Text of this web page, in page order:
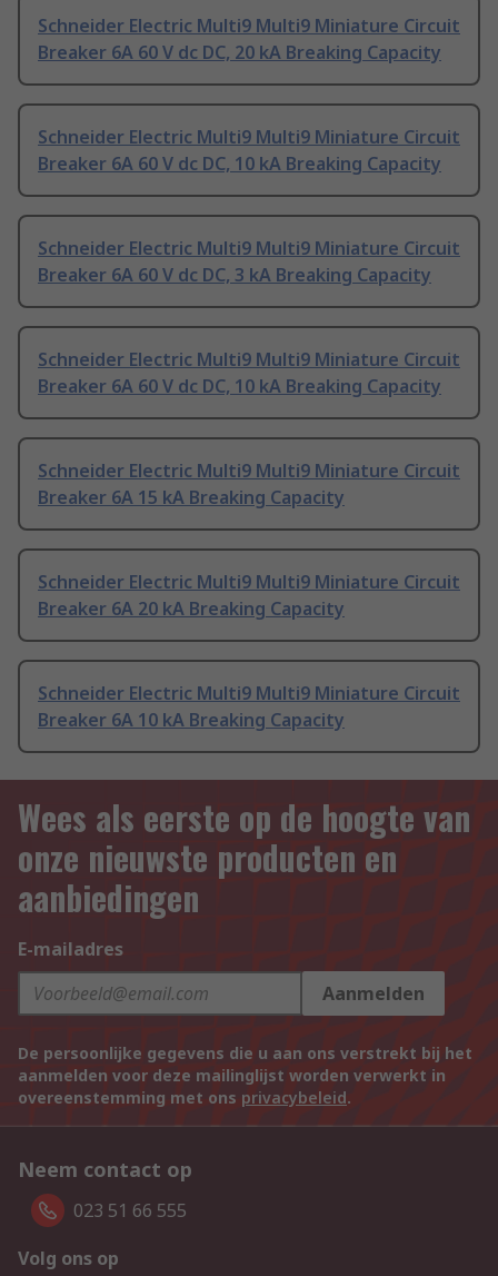
Schneider Electric Multi9 Multi9 Miniature Circuit
Breaker 6A 60 V dc DC, 20 kA Breaking Capacity
Schneider Electric Multi9 Multi9 Miniature Circuit
Breaker 6A 60 V dc DC, 10 kA Breaking Capacity
Schneider Electric Multi9 Multi9 Miniature Circuit
Breaker 6A 60 V dc DC, 3 kA Breaking Capacity
Schneider Electric Multi9 Multi9 Miniature Circuit
Breaker 6A 60 V dc DC, 10 kA Breaking Capacity
Schneider Electric Multi9 Multi9 Miniature Circuit
Breaker 6A 15 kA Breaking Capacity
Schneider Electric Multi9 Multi9 Miniature Circuit
Breaker 6A 20 kA Breaking Capacity
Schneider Electric Multi9 Multi9 Miniature Circuit
Breaker 6A 10 kA Breaking Capacity
Wees als eerste op de hoogte van
onze nieuwste producten en
aanbiedingen
E-mailadres
Aanmelden
De persoonlijke gegevens die u aan ons verstrekt bij het
aanmelden voor deze mailinglijst worden verwerkt in
overeenstemming met ons privacybeleid.
Neem contact op
023 51 66 555
Volg ons op